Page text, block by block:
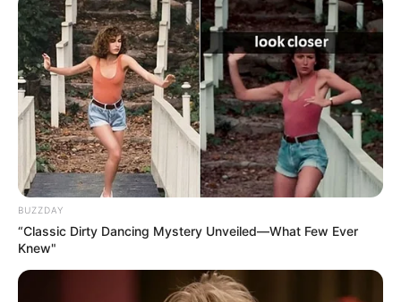
BUZZDAY
“Classic Dirty Dancing Mystery Unveiled—What Few Ever
Knew"